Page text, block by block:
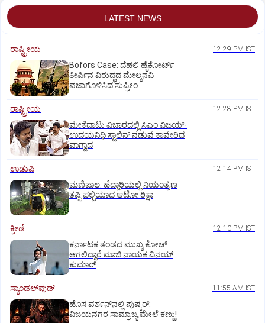
LATEST NEWS
ರಾಷ್ಟ್ರೀಯ 12:29 PM IST
Bofors Case: ದೆಹಲಿ ಹೈಕೋರ್ಟ್‌
ತೀರ್ಪಿನ ವಿರುದ್ಧದ ಮೇಲ್ಮನವಿ
ವಜಾಗೊಳಿಸಿದ ಸುಪ್ರೀಂ
ರಾಷ್ಟ್ರೀಯ 12:28 PM IST
ಮೇಕೆದಾಟು ವಿಚಾರದಲ್ಲಿ ಸಿಎಂ ವಿಜಯ್-
ಉದಯನಿಧಿ ಸ್ಟಾಲಿನ್ ನಡುವೆ ಕಾವೇರಿದ
ವಾಗ್ವಾದ
ಉಡುಪಿ 12:14 PM IST
ಮಣಿಪಾಲ: ಹೆದ್ದಾರಿಯಲ್ಲಿ ನಿಯಂತ್ರಣ
ತಪ್ಪಿ ಪಲ್ಟಿಯಾದ ಆಟೋ ರಿಕ್ಷಾ
ಕ್ರೀಡೆ 12:10 PM IST
ಕರ್ನಾಟಕ ತಂಡದ ಮುಖ್ಯ ಕೋಚ್‌
ಆಗಲಿದ್ದಾರೆ ಮಾಜಿ ನಾಯಕ ವಿನಯ್‌
ಕುಮಾರ್
ಸ್ಯಾಂಡಲ್‌ವುಡ್‌ 11:55 AM IST
ಹೊಸ ವರ್ಶನ್‌ನಲ್ಲಿ ಪುಷ್ಕರ್‌:
ವಿಜಯನಗರ ಸಾಮ್ರಾಜ್ಯ ಮೇಲೆ ಕಣ್ಣು!